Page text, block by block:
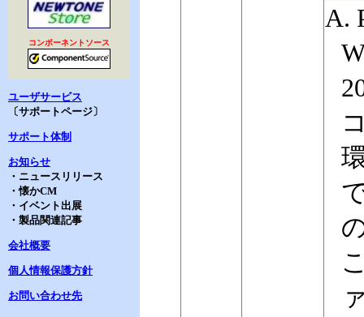
コンポーネントソース
ユーザサービス
〔サポートページ〕
サポート体制
お知らせ
・ニュースリリース
・懐かCM
・イベント出展
・製品関連記事
会社概要
個人情報保護方針
お問い合わせ先
A.